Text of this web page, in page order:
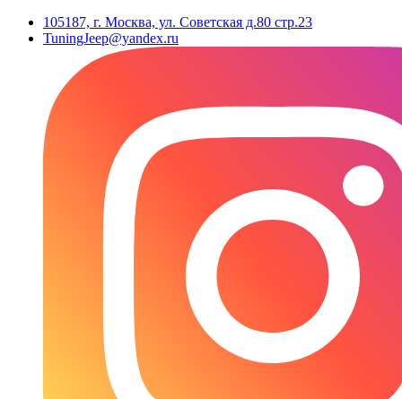
105187, г. Москва, ул. Советская д.80 стр.23
TuningJeep@yandex.ru